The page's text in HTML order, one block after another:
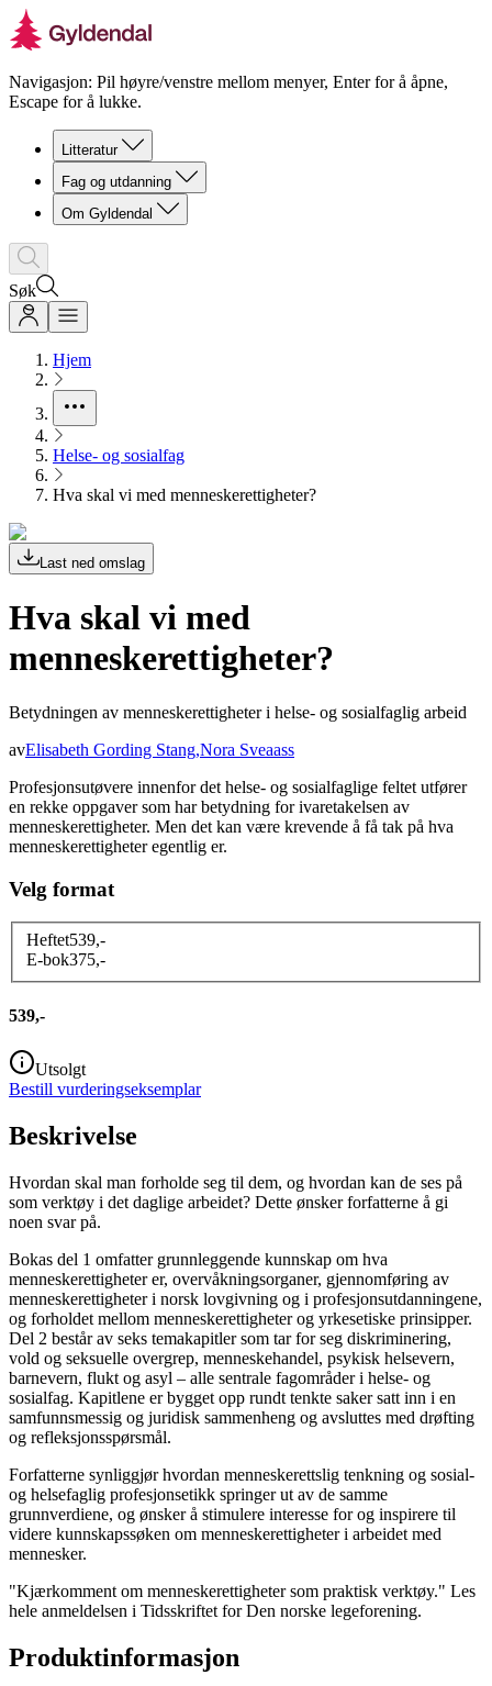
Navigasjon: Pil høyre/venstre mellom menyer, Enter for å åpne,
Escape for å lukke.
Litteratur
Fag og utdanning
Om Gyldendal
Søk
Hjem
Helse- og sosialfag
Hva skal vi med menneskerettigheter?
Last ned omslag
Hva skal vi med
menneskerettigheter?
Betydningen av menneskerettigheter i helse- og sosialfaglig arbeid
avElisabeth Gording Stang,Nora Sveaass
Profesjonsutøvere innenfor det helse- og sosialfaglige feltet utfører
en rekke oppgaver som har betydning for ivaretakelsen av
menneskerettigheter. Men det kan være krevende å få tak på hva
menneskerettigheter egentlig er.
Velg format
Heftet539,-
E-bok375,-
539,-
Utsolgt
Bestill vurderingseksemplar
Beskrivelse
Hvordan skal man forholde seg til dem, og hvordan kan de ses på
som verktøy i det daglige arbeidet? Dette ønsker forfatterne å gi
noen svar på.
Bokas del 1 omfatter grunnleggende kunnskap om hva
menneskerettigheter er, overvåkningsorganer, gjennomføring av
menneskerettigheter i norsk lovgivning og i profesjonsutdanningene,
og forholdet mellom menneskerettigheter og yrkesetiske prinsipper.
Del 2 består av seks temakapitler som tar for seg diskriminering,
vold og seksuelle overgrep, menneskehandel, psykisk helsevern,
barnevern, flukt og asyl – alle sentrale fagområder i helse- og
sosialfag. Kapitlene er bygget opp rundt tenkte saker satt inn i en
samfunnsmessig og juridisk sammenheng og avsluttes med drøfting
og refleksjonsspørsmål.
Forfatterne synliggjør hvordan menneskerettslig tenkning og sosial-
og helsefaglig profesjonsetikk springer ut av de samme
grunnverdiene, og ønsker å stimulere interesse for og inspirere til
videre kunnskapssøken om menneskerettigheter i arbeidet med
mennesker.
"Kjærkomment om menneskerettigheter som praktisk verktøy." Les
hele anmeldelsen i Tidsskriftet for Den norske legeforening.
Produktinformasjon